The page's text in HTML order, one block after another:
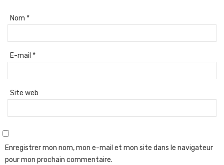
Nom *
E-mail *
Site web
Enregistrer mon nom, mon e-mail et mon site dans le navigateur
pour mon prochain commentaire.